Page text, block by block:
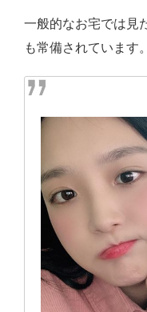
一般的なお宅では見
も常備されています。